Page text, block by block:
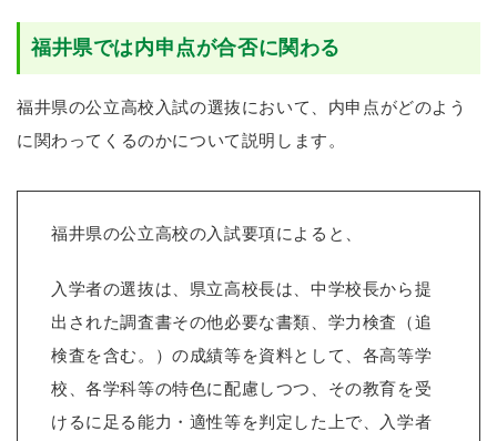
福井県では内申点が合否に関わる
福井県の公立高校入試の選抜において、内申点がどのよう
に関わってくるのかについて説明します。
福井県の公立高校の入試要項によると、
入学者の選抜は、県立高校長は、中学校長から提
出された調査書その他必要な書類、学力検査（追
検査を含む。）の成績等を資料として、各高等学
校、各学科等の特色に配慮しつつ、その教育を受
けるに足る能力・適性等を判定した上で、入学者